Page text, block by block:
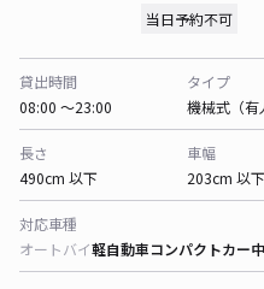
当日予約不可
貸出時間
08:00 〜23:00
タイプ
機械式（有
長さ
490cm 以下
車幅
203cm 以下
対応車種
オートバイ軽自動車コンパクトカー